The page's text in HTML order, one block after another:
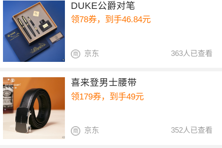
DUKE公爵对笔
领78券，到手46.84元
363人已查看
京东
喜来登男士腰带
领179券，到手49元
352人已查看
京东